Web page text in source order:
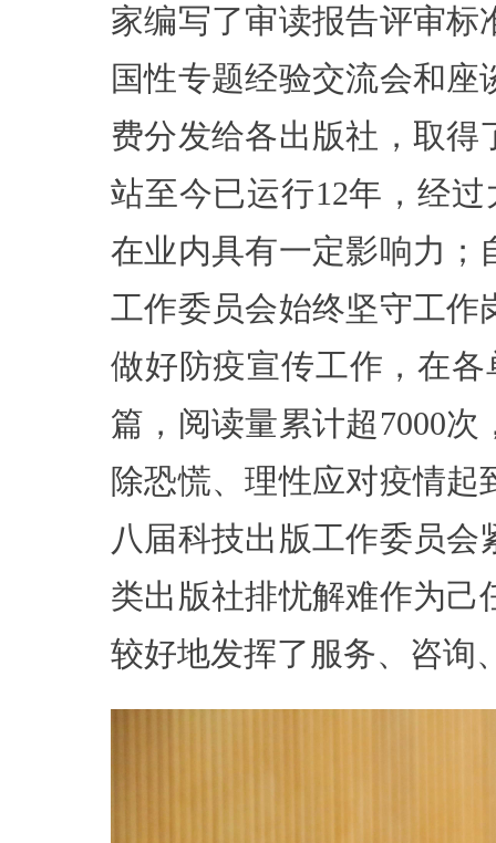
家编写了审读报告评审标
国性专题经验交流会和
费分发给各出版社，取得
站至今已运行12年，经
在业内具有一定影响力；
工作委员会始终坚守工
做好防疫宣传工作，在
篇，阅读量累计超7000
除恐慌、理性应对疫情
八届科技出版工作委员
类出版社排忧解难作为己
较好地发挥了服务、咨询